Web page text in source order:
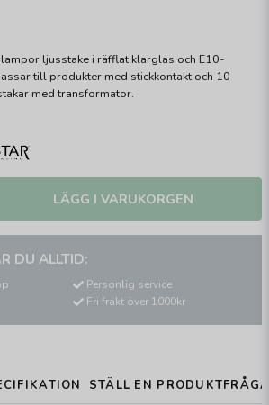
ljusstake i räfflat klarglas och E10-
till produkter med stickkontakt och 10
med transformator.
LÄGG I VARUKORGEN
DU ALLTID:
Personlig service
Fri frakt över 1000kr
STÄLL EN